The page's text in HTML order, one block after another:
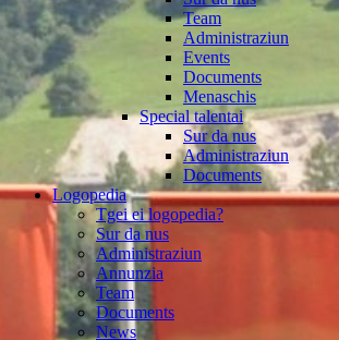
Team
Administraziun
Events
Documents
Menaschis
Special talentai
Sur da nus
Administraziun
Documents
Logopedia
Tgei ei logopedia?
Sur da nus
Administraziun
Annunzia
Team
Documents
News